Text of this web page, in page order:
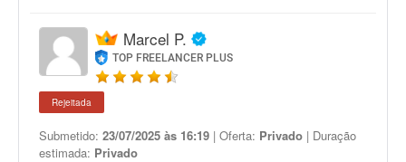
Marcel P.
TOP FREELANCER PLUS
Rejeitada
Submetido: 23/07/2025 às 16:19 | Oferta: Privado | Duração
estimada: Privado